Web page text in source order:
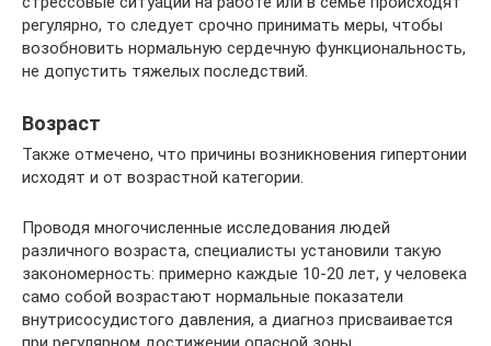
регулярно, то следует срочно принимать меры, чтобы
возобновить нормальную сердечную функциональность,
не допустить тяжелых последствий.
Возраст
Также отмечено, что причины возникновения гипертонии
исходят и от возрастной категории.
Проводя многочисленные исследования людей
различного возраста, специалисты установили такую
закономерность: примерно каждые 10-20 лет, у человека
само собой возрастают нормальные показатели
внутрисосудистого давления, а диагноз присваивается